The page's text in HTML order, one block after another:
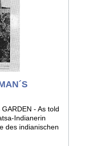
- As told
Indianerin
des indianischen